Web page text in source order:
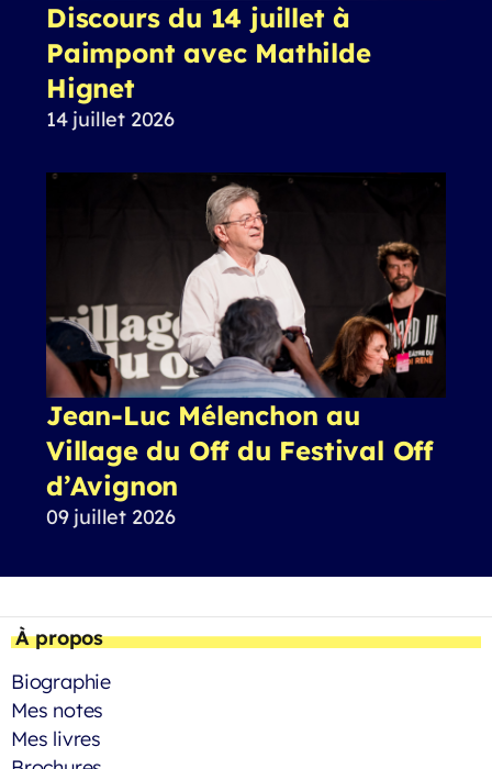
Discours du 14 juillet à
Paimpont avec Mathilde
Hignet
14 juillet 2026
Jean-Luc Mélenchon au
Village du Off du Festival Off
d’Avignon
09 juillet 2026
À propos
Biographie
Mes notes
Mes livres